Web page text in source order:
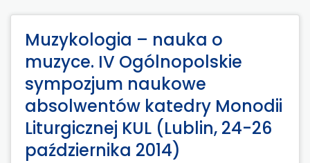
Muzykologia – nauka o
muzyce. IV Ogólnopolskie
sympozjum naukowe
absolwentów katedry Monodii
Liturgicznej KUL (Lublin, 24-26
października 2014)